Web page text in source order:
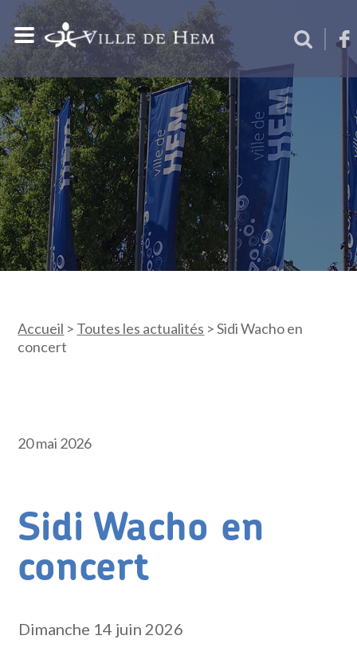
Accueil > Toutes les actualités >Sidi Wacho en
concert
20 mai 2026
Sidi Wacho en
concert
Dimanche 14 juin 2026